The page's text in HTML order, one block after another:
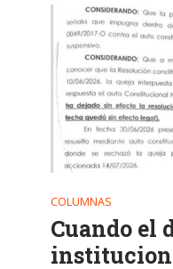
COLUMNAS
Cuando el